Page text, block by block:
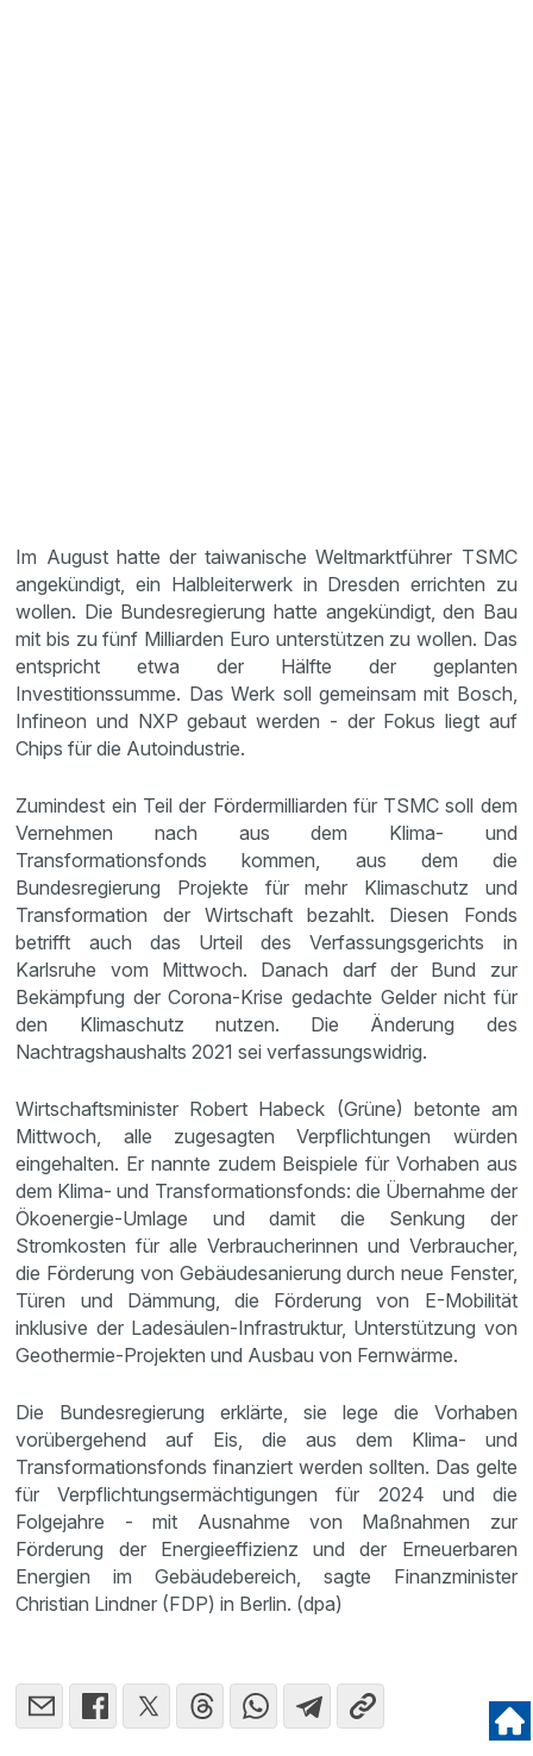
Im August hatte der taiwanische Weltmarktführer TSMC
angekündigt, ein Halbleiterwerk in Dresden errichten zu
wollen. Die Bundesregierung hatte angekündigt, den Bau
mit bis zu fünf Milliarden Euro unterstützen zu wollen. Das
entspricht etwa der Hälfte der geplanten
Investitionssumme. Das Werk soll gemeinsam mit Bosch,
Infineon und NXP gebaut werden - der Fokus liegt auf
Chips für die Autoindustrie.
Zumindest ein Teil der Fördermilliarden für TSMC soll dem
Vernehmen nach aus dem Klima- und
Transformationsfonds kommen, aus dem die
Bundesregierung Projekte für mehr Klimaschutz und
Transformation der Wirtschaft bezahlt. Diesen Fonds
betrifft auch das Urteil des Verfassungsgerichts in
Karlsruhe vom Mittwoch. Danach darf der Bund zur
Bekämpfung der Corona-Krise gedachte Gelder nicht für
den Klimaschutz nutzen. Die Änderung des
Nachtragshaushalts 2021 sei verfassungswidrig.
Wirtschaftsminister Robert Habeck (Grüne) betonte am
Mittwoch, alle zugesagten Verpflichtungen würden
eingehalten. Er nannte zudem Beispiele für Vorhaben aus
dem Klima- und Transformationsfonds: die Übernahme der
Ökoenergie-Umlage und damit die Senkung der
Stromkosten für alle Verbraucherinnen und Verbraucher,
die Förderung von Gebäudesanierung durch neue Fenster,
Türen und Dämmung, die Förderung von E-Mobilität
inklusive der Ladesäulen-Infrastruktur, Unterstützung von
Geothermie-Projekten und Ausbau von Fernwärme.
Die Bundesregierung erklärte, sie lege die Vorhaben
vorübergehend auf Eis, die aus dem Klima- und
Transformationsfonds finanziert werden sollten. Das gelte
für Verpflichtungsermächtigungen für 2024 und die
Folgejahre - mit Ausnahme von Maßnahmen zur
Förderung der Energieeffizienz und der Erneuerbaren
Energien im Gebäudebereich, sagte Finanzminister
Christian Lindner (FDP) in Berlin. (dpa)